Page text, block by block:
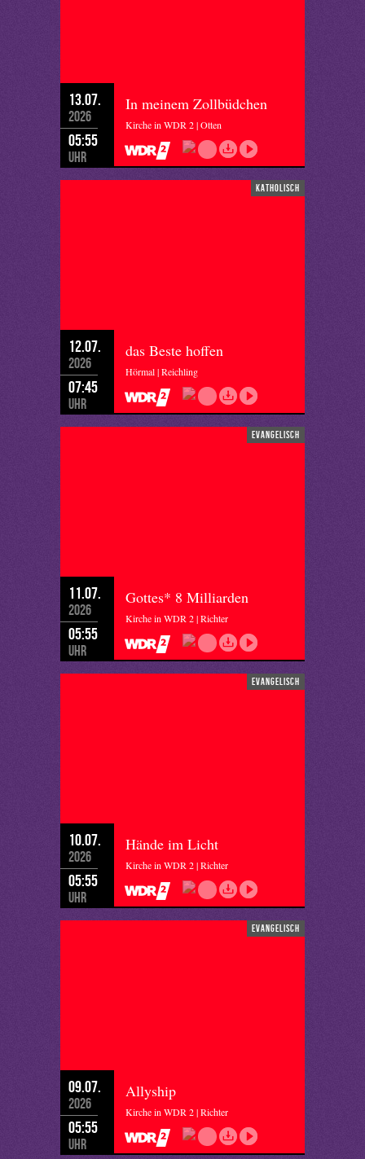
13.07.
2026
05:55
Uhr
In meinem Zollbüdchen
Kirche in WDR 2 | Otten
katholisch
12.07.
2026
07:45
Uhr
das Beste hoffen
Hörmal | Reichling
evangelisch
11.07.
2026
05:55
Uhr
Gottes* 8 Milliarden
Kirche in WDR 2 | Richter
evangelisch
10.07.
2026
05:55
Uhr
Hände im Licht
Kirche in WDR 2 | Richter
evangelisch
09.07.
2026
05:55
Uhr
Allyship
Kirche in WDR 2 | Richter